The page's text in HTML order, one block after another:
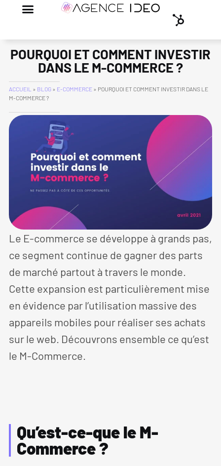
POURQUOI ET COMMENT INVESTIR
DANS LE M-COMMERCE ?
ACCUEIL » BLOG» E-COMMERCE» POURQUOI ET COMMENT INVESTIR DANS LE
M-COMMERCE ?
Le E-commerce se développe à grands pas,
ce segment continue de gagner des parts
de marché partout à travers le monde.
Cette expansion est particulièrement mise
en évidence par l’utilisation massive des
appareils mobiles pour réaliser ses achats
sur le web. Découvrons ensemble ce qu’est
le M-Commerce.
Qu’est-ce-que le M-
Commerce ?